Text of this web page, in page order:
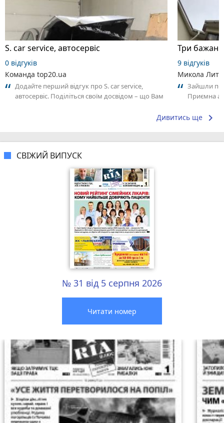
S. car service, автосервіс
0 відгуків
Команда top20.ua
Додайте перший відгук про S. car service,
автосервіс. Поділіться своїм досвідом – що Вам
9 відгуків
Микола
Зайшли
Приємна
Дивитись ще keyboard_arrow_right
СВІЖИЙ ВИПУСК
№ 31 від 5 серпня 2026
Читати номер